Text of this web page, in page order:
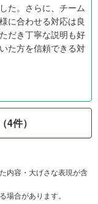
た。さらに、チーム
に合わせる対応は良
だき丁寧な説明も好
た方を信頼できる対
4件）
内容・大げさな表現が含
場合があります。